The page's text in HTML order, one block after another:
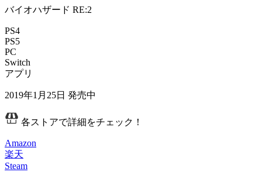
バイオハザード RE:2
PS4
PS5
PC
Switch
アプリ
2019年1月25日 発売中
各ストアで詳細をチェック！
Amazon
楽天
Steam